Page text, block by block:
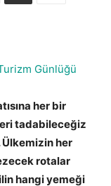
Günlüğü
her bir
tadabileceğiz
Ülkemizin her
rotalar
hangi yemeği